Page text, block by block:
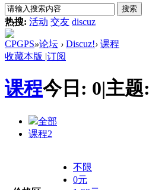
搜索
热搜: 活动 交友 discuz
CPGPS»论坛 › Discuz!› 课程
收藏本版 |订阅
课程今日: 0|主题:
全部
课程2
不限
0元